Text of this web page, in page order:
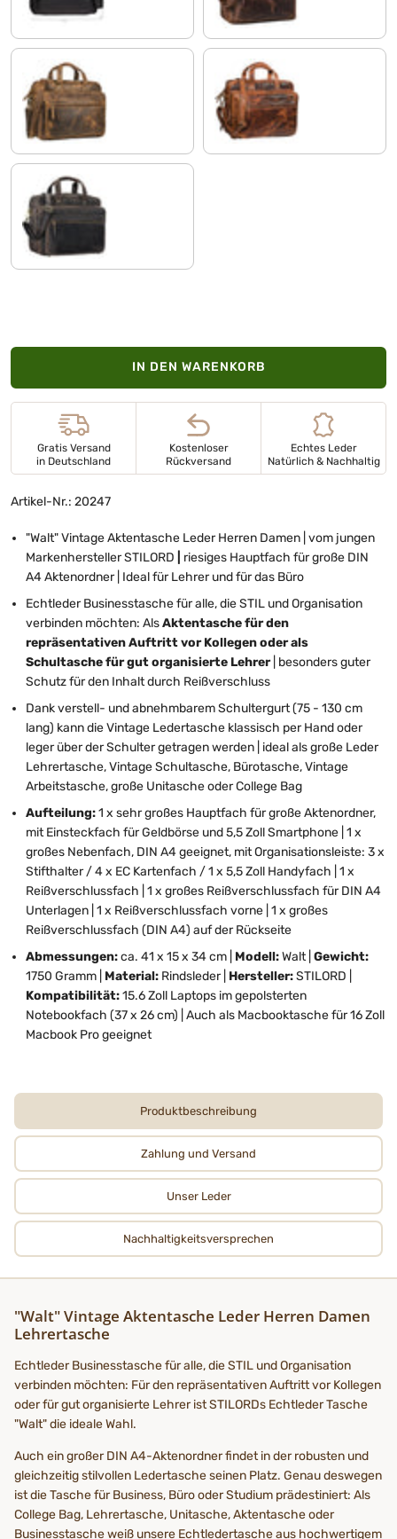
mittel - braun kara - cognac
dunkel - braun
IN DEN WARENKORB
Gratis Versand
in Deutschland
Kostenloser
Rückversand
Echtes Leder
Natürlich & Nachhaltig
Artikel-Nr.: 20247
"Walt" Vintage Aktentasche Leder Herren Damen | vom jungen
Markenhersteller STILORD
riesiges Hauptfach für große DIN
A4 Aktenordner | Ideal für Lehrer und für das Büro
Echtleder Businesstasche für alle, die STIL und Organisation
verbinden möchten: AlsAktentasche für den
repräsentativen Auftritt vor Kollegen oder als
Schultasche für gut organisierte Lehrer| besonders guter
Schutz für den Inhalt durch Reißverschluss
Dank verstell- und abnehmbarem Schultergurt (75 - 130 cm
lang) kann die Vintage Ledertasche klassisch per Hand oder
leger über der Schulter getragen werden | ideal als große Leder
Lehrertasche, Vintage Schultasche, Bürotasche, Vintage
Arbeitstasche, große Unitasche oder College Bag
Aufteilung:1 x sehr großes Hauptfach für große Aktenordner,
mit Einsteckfach für Geldbörse und 5,5 Zoll Smartphone | 1 x
großes Nebenfach, DIN A4 geeignet, mit Organisationsleiste: 3 x
Stifthalter / 4 x EC Kartenfach / 1 x 5,5 Zoll Handyfach | 1 x
Reißverschlussfach | 1 x großes Reißverschlussfach für DIN A4
Unterlagen | 1 x Reißverschlussfach vorne | 1 x großes
Reißverschlussfach (DIN A4) auf der Rückseite
Abmessungen:ca. 41 x 15 x 34 cm | Modell:Walt | Gewicht:
1750 Gramm | Material: Rindsleder | Hersteller:STILORD |
Kompatibilität:15.6 Zoll Laptops im gepolsterten
Notebookfach (37 x 26 cm) | Auch als Macbooktasche für 16 Zoll
Macbook Pro geeignet
Produktbeschreibung
Zahlung und Versand
Unser Leder
Nachhaltigkeits­­­versprechen
"Walt" Vintage Aktentasche Leder Herren Damen
Lehrertasche
Echtleder Businesstasche für alle, die STIL und Organisation
verbinden möchten: Für den repräsentativen Auftritt vor Kollegen
oder für gut organisierte Lehrer ist STILORDs Echtleder Tasche
"Walt" die ideale Wahl.
Auch ein großer DIN A4-Aktenordner findet in der robusten und
gleichzeitig stilvollen Ledertasche seinen Platz. Genau deswegen
ist die Tasche für Business, Büro oder Studium prädestiniert: Als
College Bag, Lehrertasche, Unitasche, Aktentasche oder
Businesstasche weiß unsere Echtledertasche aus hochwertigem